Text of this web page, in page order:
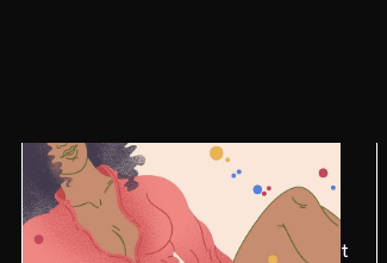
ÉTAPE 3
Jouissez
Explorez les différents modes et